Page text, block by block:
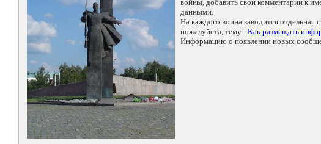
войны, добавить свои комментарии к
данными.
На каждого воина заводится
пожалуйста, тему - Как размещать
Информацию о появлении новых